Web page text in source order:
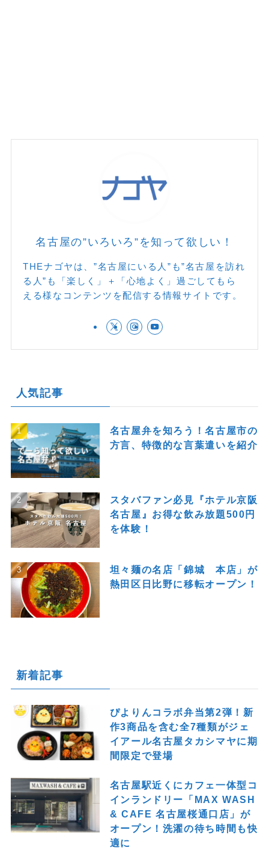
名古屋の”いろいろ”を知って欲しい！
THEナゴヤは、”名古屋にいる人”も”名古屋を訪れ
る人”も「楽しく」＋「心地よく」過ごしてもら
える様なコンテンツを配信する情報サイトです。
人気記事
名古屋弁を知ろう！名古屋市の
方言、特徴的な言葉遣いを紹介
スタバファン必見『ホテル京阪
名古屋』お得な飲み放題500円
を体験！
坦々麺の名店「錦城 本店」が
熱田区日比野に移転オープン！
新着記事
ぴよりんコラボ弁当第2弾！新
作3商品を含む全7種類がジェ
イアール名古屋タカシマヤに期
間限定で登場
名古屋駅近くにカフェ一体型コ
インランドリー「MAX WASH
& CAFE 名古屋桜通口店」が
オープン！洗濯の待ち時間も快
適に